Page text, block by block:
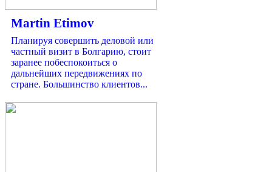
Martin Etimov
Планируя совершить деловой или
частный визит в Болгарию, стоит
заранее побеспокоиться о
дальнейших передвижениях по
стране. Большинство клиентов...